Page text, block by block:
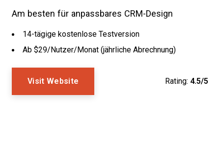
Am besten für anpassbares CRM-Design
14-tägige kostenlose Testversion
Ab $29/Nutzer/Monat (jährliche Abrechnung)
Visit Website Rating: 4.5/5